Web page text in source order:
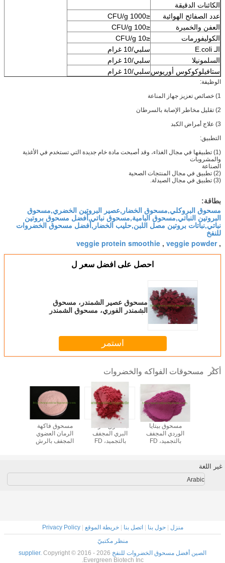
الكائنات الدقيقة
عدد الصفائح الهوائية
≤1000 CFU/g
العفن والخميرة
≤100 CFU/g
الكوليفورمات
≤10 CFU/g
الـ E.coli
سلبي/10 غرام
السلمونيلا
سلبي/10 غرام
ستافيلوكوكوس أوريوسسلبي/10 غرام
الوظيفة:
1) خصائص تعزيز جهاز المناعة
2) تقليل مخاطر الإصابة بالسرطان
3) علاج أمراض الكبد
التطبيق:
(1) تطبيقها في مجال الغذاء، وقد أصبحت مادة خام جديدة التي تستخدم في الأغذية
والمشروبات
الصناعة
(2) تطبيق في مجال المنتجات الصحية
(3) تطبيق في مجال الصيدلة.
بطاقة:
مسحوق البروكلي,مسحوق الخضار,عصير البروتين الخضري,مسحوق
البروتين النباتي,مسحوق البامية,مسحوق نباتي,أفضل مسحوق بروتين
نباتي,نباتات بروتين مصل اللبن,حليب الخضار,أفضل مسحوق الخضروات
للنفخ
,
veggie powder
,
veggie protein smoothie
احصل على افضل سعر ل
مسحوق عصير الشمندر، مسحوق
الشمندر الفوري، مسحوق الشمندر
استمر
أكثر مسحوقات الفواكه والخضروات
مسحوق فاكهة
الرمان العضوي
المجفف بالرش
مسحوق التوت
البري المجفف
بالتجميد، FD
مسحوق بيتايا
الوردي المجفف
بالتجميد، FD
المجفف بالرش
غير اللغة
Arabic
منزل |حول بنا |اتصل بنا |خريطة الموقع |
Privacy Policy
منظر مكتبيّ
الصين أفضل مسحوق الخضروات للنفخ supplier. Copyright © 2016 - 2026
Evergreen Biotech Inc.